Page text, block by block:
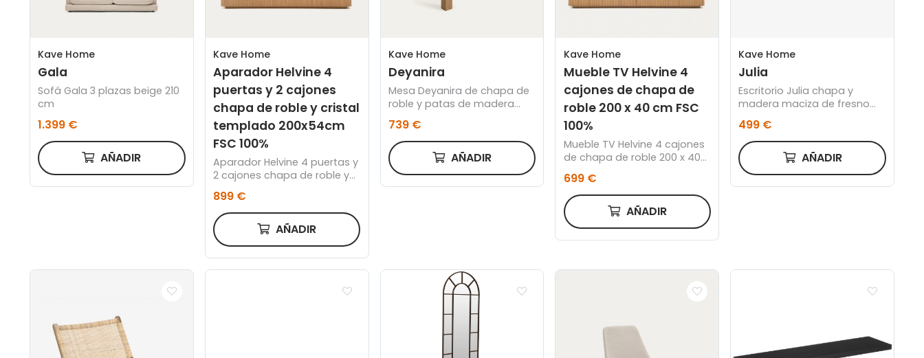
Kave Home
Gala
Sofá Gala 3 plazas beige 210
cm
1.399 €
AÑADIR
Kave Home
Aparador Helvine 4
puertas y 2 cajones
chapa de roble y cristal
templado 200x54cm
FSC 100%
Aparador Helvine 4 puertas y
2 cajones chapa de roble y
FSC 100%
899 €
AÑADIR
Kave Home
Deyanira
Mesa Deyanira de chapa de
roble y patas de madera
739 €
AÑADIR
Kave Home
Mueble TV Helvine 4
cajones de chapa de
roble 200 x 40 cm FSC
100%
Mueble TV Helvine 4 cajones
de chapa de roble 200 x 40
699 €
AÑADIR
Kave Home
Julia
Escritorio Julia chapa y
madera maciza de fresno
499 €
AÑADIR